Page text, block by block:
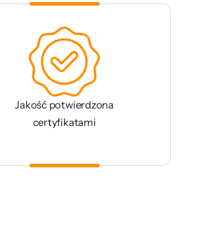
Jakość potwierdzona
certyfikatami